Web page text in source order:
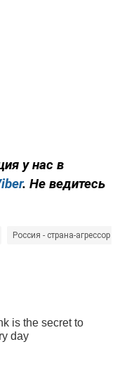
у нас в
. Не ведитесь
Россия - страна-агрессор